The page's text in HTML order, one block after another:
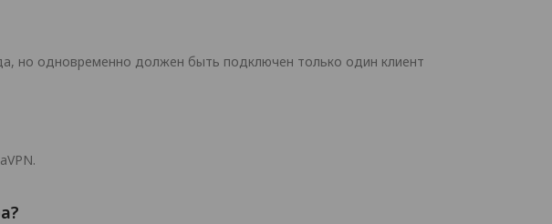
но одновременно должен быть подключен только один клиент